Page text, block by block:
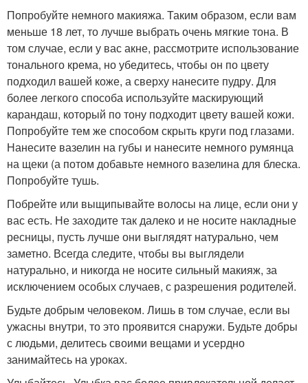
Попробуйте немного макияжа. Таким образом, если вам
меньше 18 лет, то лучше выбрать очень мягкие тона. В
том случае, если у вас акне, рассмотрите использование
тонального крема, но убедитесь, чтобы он по цвету
подходил вашей коже, а сверху нанесите пудру. Для
более легкого способа используйте маскирующий
карандаш, который по тону подходит цвету вашей кожи.
Попробуйте тем же способом скрыть круги под глазами.
Нанесите вазелин на губы и нанесите немного румянца
на щеки (а потом добавьте немного вазелина для блеска.
Попробуйте тушь.
Побрейте или выщипывайте волосы на лице, если они у
вас есть. Не заходите так далеко и не носите накладные
ресницы, пусть лучше они выглядят натурально, чем
заметно. Всегда следите, чтобы вы выглядели
натурально, и никогда не носите сильный макияж, за
исключением особых случаев, с разрешения родителей.
Будьте добрым человеком. Лишь в том случае, если вы
ужасны внутри, то это проявится снаружи. Будьте добры
с людьми, делитесь своими вещами и усердно
занимайтесь на уроках.